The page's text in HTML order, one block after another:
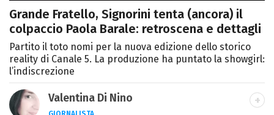
Grande Fratello, Signorini tenta (ancora) il
colpaccio Paola Barale: retroscena e dettagli
Partito il toto nomi per la nuova edizione dello storico
reality di Canale 5. La produzione ha puntato la showgirl:
l’indiscrezione
Valentina Di Nino